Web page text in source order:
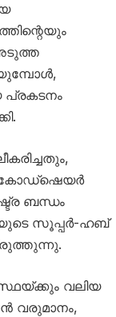
കോഡ്‌ഷെയർ
ബന്ധം
സൂപ്പർ-ഹബ്
വലിയ
വരുമാനം,